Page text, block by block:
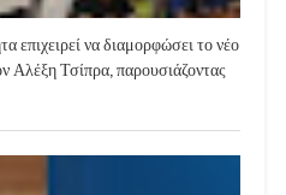
επιχειρεί να διαμορφώσει το νέο
Αλέξη Τσίπρα, παρουσιάζοντας